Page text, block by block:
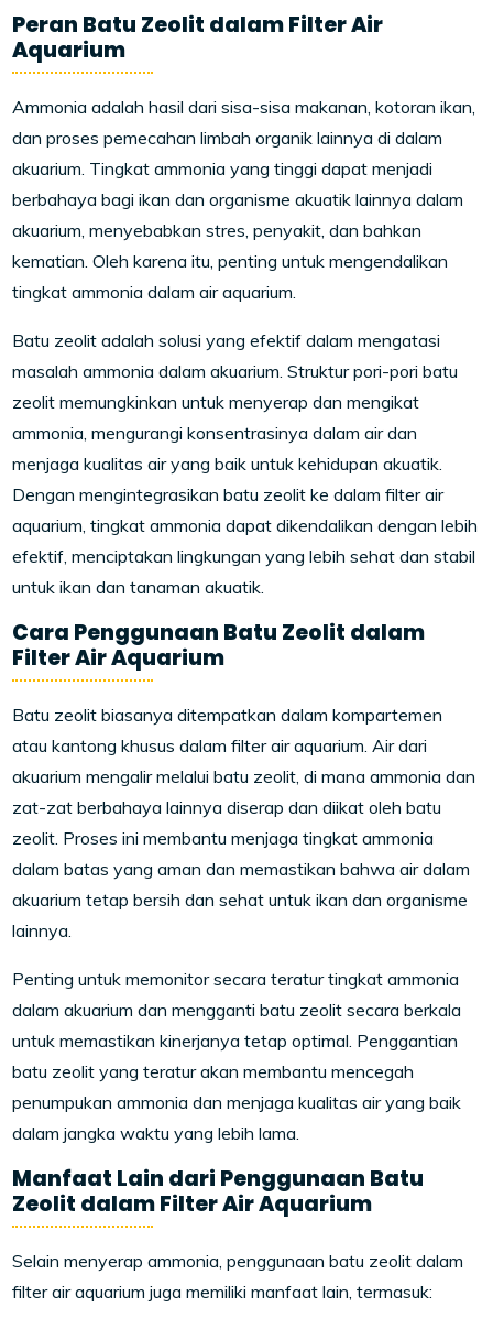
Peran Batu Zeolit dalam Filter Air
Aquarium
Ammonia adalah hasil dari sisa-sisa makanan, kotoran ikan,
dan proses pemecahan limbah organik lainnya di dalam
akuarium. Tingkat ammonia yang tinggi dapat menjadi
berbahaya bagi ikan dan organisme akuatik lainnya dalam
akuarium, menyebabkan stres, penyakit, dan bahkan
kematian. Oleh karena itu, penting untuk mengendalikan
tingkat ammonia dalam air aquarium.
Batu zeolit adalah solusi yang efektif dalam mengatasi
masalah ammonia dalam akuarium. Struktur pori-pori batu
zeolit memungkinkan untuk menyerap dan mengikat
ammonia, mengurangi konsentrasinya dalam air dan
menjaga kualitas air yang baik untuk kehidupan akuatik.
Dengan mengintegrasikan batu zeolit ke dalam filter air
aquarium, tingkat ammonia dapat dikendalikan dengan lebih
efektif, menciptakan lingkungan yang lebih sehat dan stabil
untuk ikan dan tanaman akuatik.
Cara Penggunaan Batu Zeolit dalam
Filter Air Aquarium
Batu zeolit biasanya ditempatkan dalam kompartemen
atau kantong khusus dalam filter air aquarium. Air dari
akuarium mengalir melalui batu zeolit, di mana ammonia dan
zat-zat berbahaya lainnya diserap dan diikat oleh batu
zeolit. Proses ini membantu menjaga tingkat ammonia
dalam batas yang aman dan memastikan bahwa air dalam
akuarium tetap bersih dan sehat untuk ikan dan organisme
lainnya.
Penting untuk memonitor secara teratur tingkat ammonia
dalam akuarium dan mengganti batu zeolit secara berkala
untuk memastikan kinerjanya tetap optimal. Penggantian
batu zeolit yang teratur akan membantu mencegah
penumpukan ammonia dan menjaga kualitas air yang baik
dalam jangka waktu yang lebih lama.
Manfaat Lain dari Penggunaan Batu
Zeolit dalam Filter Air Aquarium
Selain menyerap ammonia, penggunaan batu zeolit dalam
filter air aquarium juga memiliki manfaat lain, termasuk: